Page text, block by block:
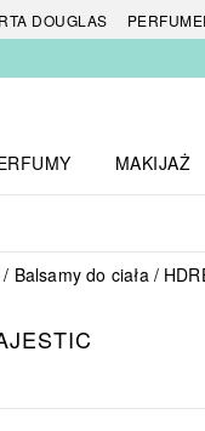
DOUGLAS
MAKIJAŻ
Balsamy do ciała